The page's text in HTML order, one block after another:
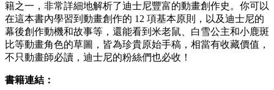
籍之一，非常詳細地解析了迪士尼豐富的動畫創作史。你可以
在這本書內學習到動畫創作的 12 項基本原則，以及迪士尼的
幕後創作動機和故事等，還能看到米老鼠、白雪公主和小鹿斑
比等動畫角色的草圖，皆為珍貴原始手稿，相當有收藏價值，
不只動畫師必讀，迪士尼的粉絲們也必收！
書籍連結：